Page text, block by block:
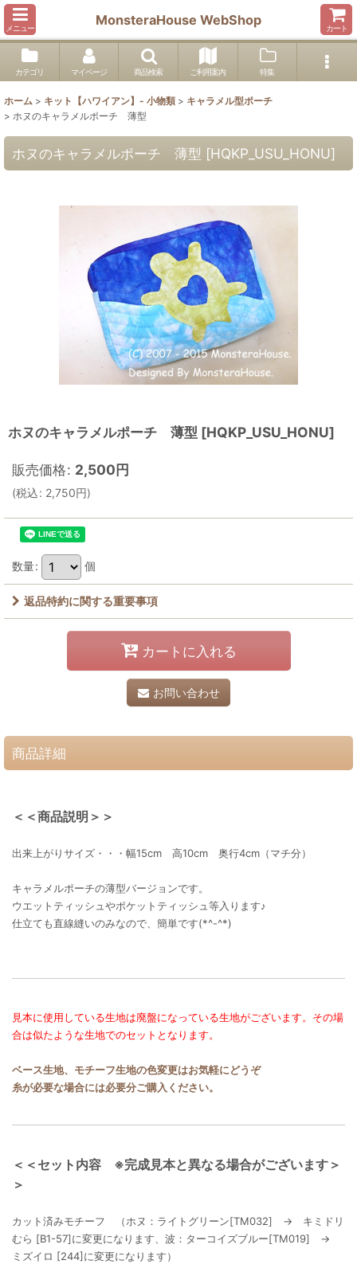
メニュー
MonsteraHouse WebShop
カート
カテゴリ マイページ 商品検索 ご利用案内 特集
ホーム > キット【ハワイアン】- 小物類 > キャラメル型ポーチ
> ホヌのキャラメルポーチ 薄型
ホヌのキャラメルポーチ 薄型 [HQKP_USU_HONU]
ホヌのキャラメルポーチ 薄型 [HQKP_USU_HONU]
販売価格: 2,500円
(税込: 2,750円)
数量: 個
返品特約に関する重要事項
カートに入れる
お問い合わせ
商品詳細
＜＜商品説明＞＞
出来上がりサイズ・・・幅15cm 高10cm 奥行4cm（マチ分）
キャラメルポーチの薄型バージョンです。
ウエットティッシュやポケットティッシュ等入ります♪
仕立ても直線縫いのみなので、簡単です(*^-^*)
見本に使用している生地は廃盤になっている生地がございます。その場
合は似たような生地でのセットとなります。
ベース生地、モチーフ生地の色変更はお気軽にどうぞ
糸が必要な場合には必要分ご購入ください。
＜＜セット内容 ※完成見本と異なる場合がございます＞
＞
カット済みモチーフ （ホヌ：ライトグリーン[TM032] → キミドリ
むら [B1-57]に変更になります、波：ターコイズブルー[TM019] →
ミズイロ [244]に変更になります）